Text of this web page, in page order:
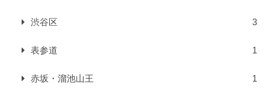
渋谷区 3
表参道 1
赤坂・溜池山王 1